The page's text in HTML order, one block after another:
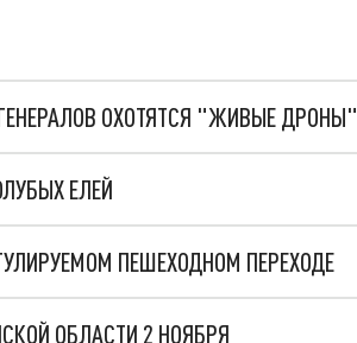
ОХОТЯТСЯ "ЖИВЫЕ ДРОНЫ"
ЕЛЕЙ
ПЕШЕХОДНОМ ПЕРЕХОДЕ
ОБЛАСТИ 2 НОЯБРЯ